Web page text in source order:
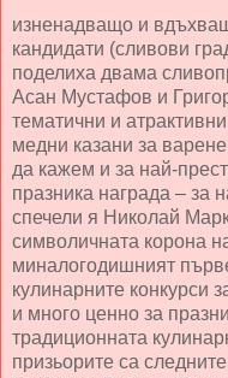
изненадващо и
кандидати (сливови
поделиха двама
Асан Мустафов и
тематични и
медни казани за
да кажем и за най-
празника награда – за
спечели я Николай
символичната корона
миналогодишният
кулинарните конкурси
и много ценно за
традиционната
призьорите са